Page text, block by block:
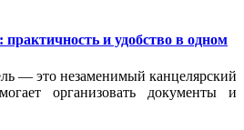
и удобство в одном
— это незаменимый канцелярский
организовать документы и